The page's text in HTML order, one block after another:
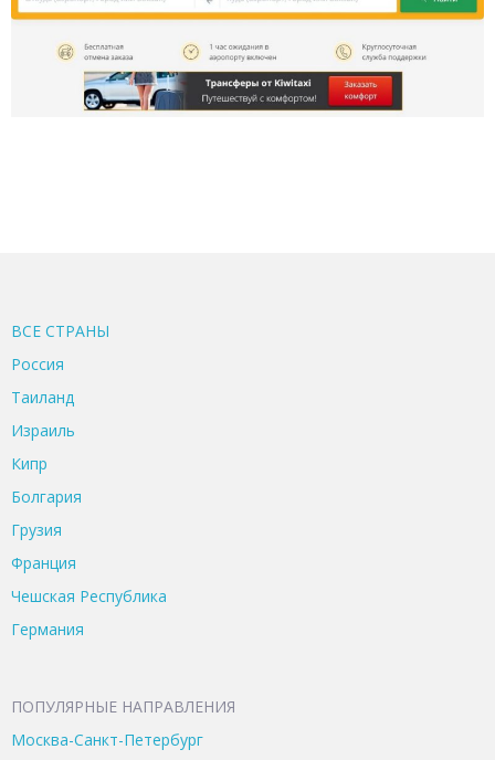
ВСЕ CТРАНЫ
Россия
Таиланд
Израиль
Кипр
Болгария
Грузия
Франция
Чешская Республика
Германия
ПОПУЛЯРНЫЕ НАПРАВЛЕНИЯ
Москва-Санкт-Петербург